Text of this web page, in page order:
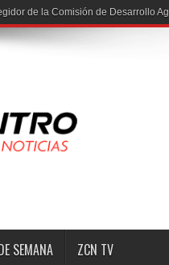
de la Comisión de Desarrollo
SEMANA ZCN TV